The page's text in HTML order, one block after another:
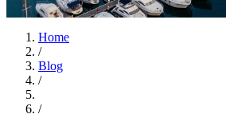
Home
/
Blog
/
/